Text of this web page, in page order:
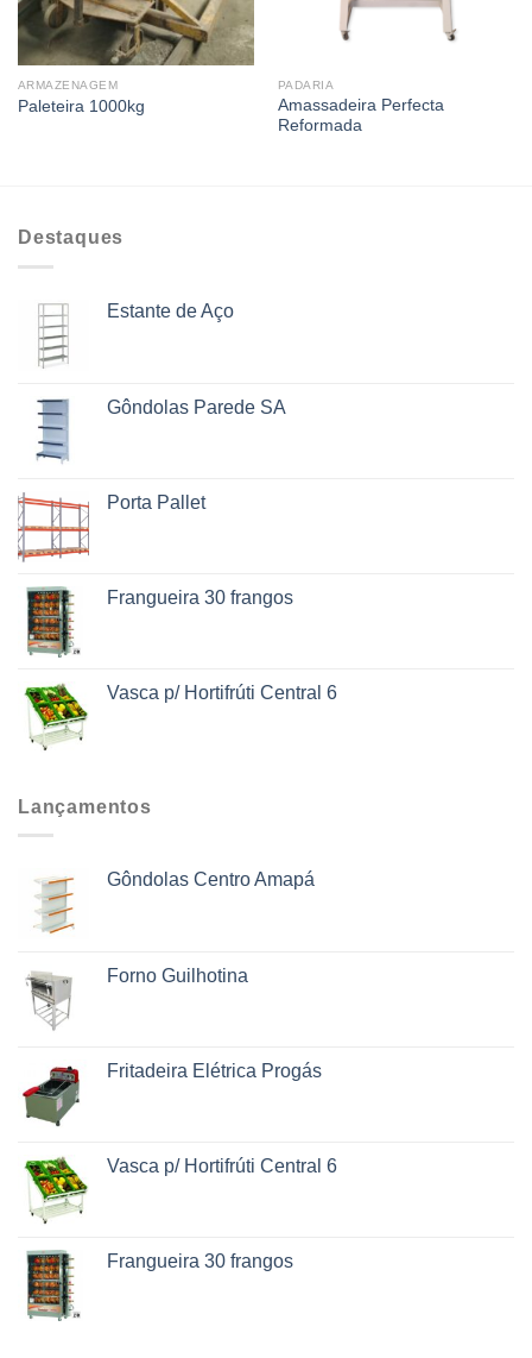
ARMAZENAGEM
Paleteira 1000kg
PADARIA
Amassadeira Perfecta
Reformada
Destaques
Estante de Aço
Gôndolas Parede SA
Porta Pallet
Frangueira 30 frangos
Vasca p/ Hortifrúti Central 6
Lançamentos
Gôndolas Centro Amapá
Forno Guilhotina
Fritadeira Elétrica Progás
Vasca p/ Hortifrúti Central 6
Frangueira 30 frangos